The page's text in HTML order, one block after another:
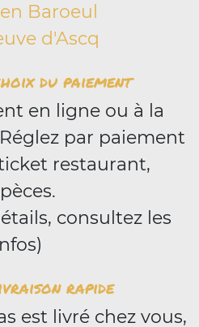
Baroeul
d'Ascq
du paiement
en ligne ou à la
par paiement
restaurant,
consultez les
rapide
est livré chez vous,